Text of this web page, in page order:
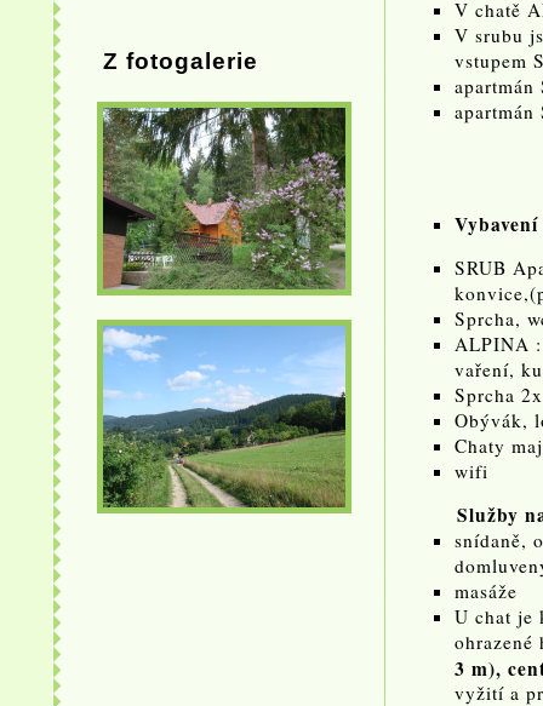
Z fotogalerie
V chatě
V srubu
vstupem
SRUB
Sprcha,
ALPINA
vaření,
Sprcha
Obývák,
Chaty
wifi
Služby
snídaně,
masáže
U chat je
3 m),
vyžití a